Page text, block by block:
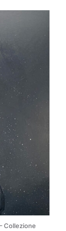
Collezione